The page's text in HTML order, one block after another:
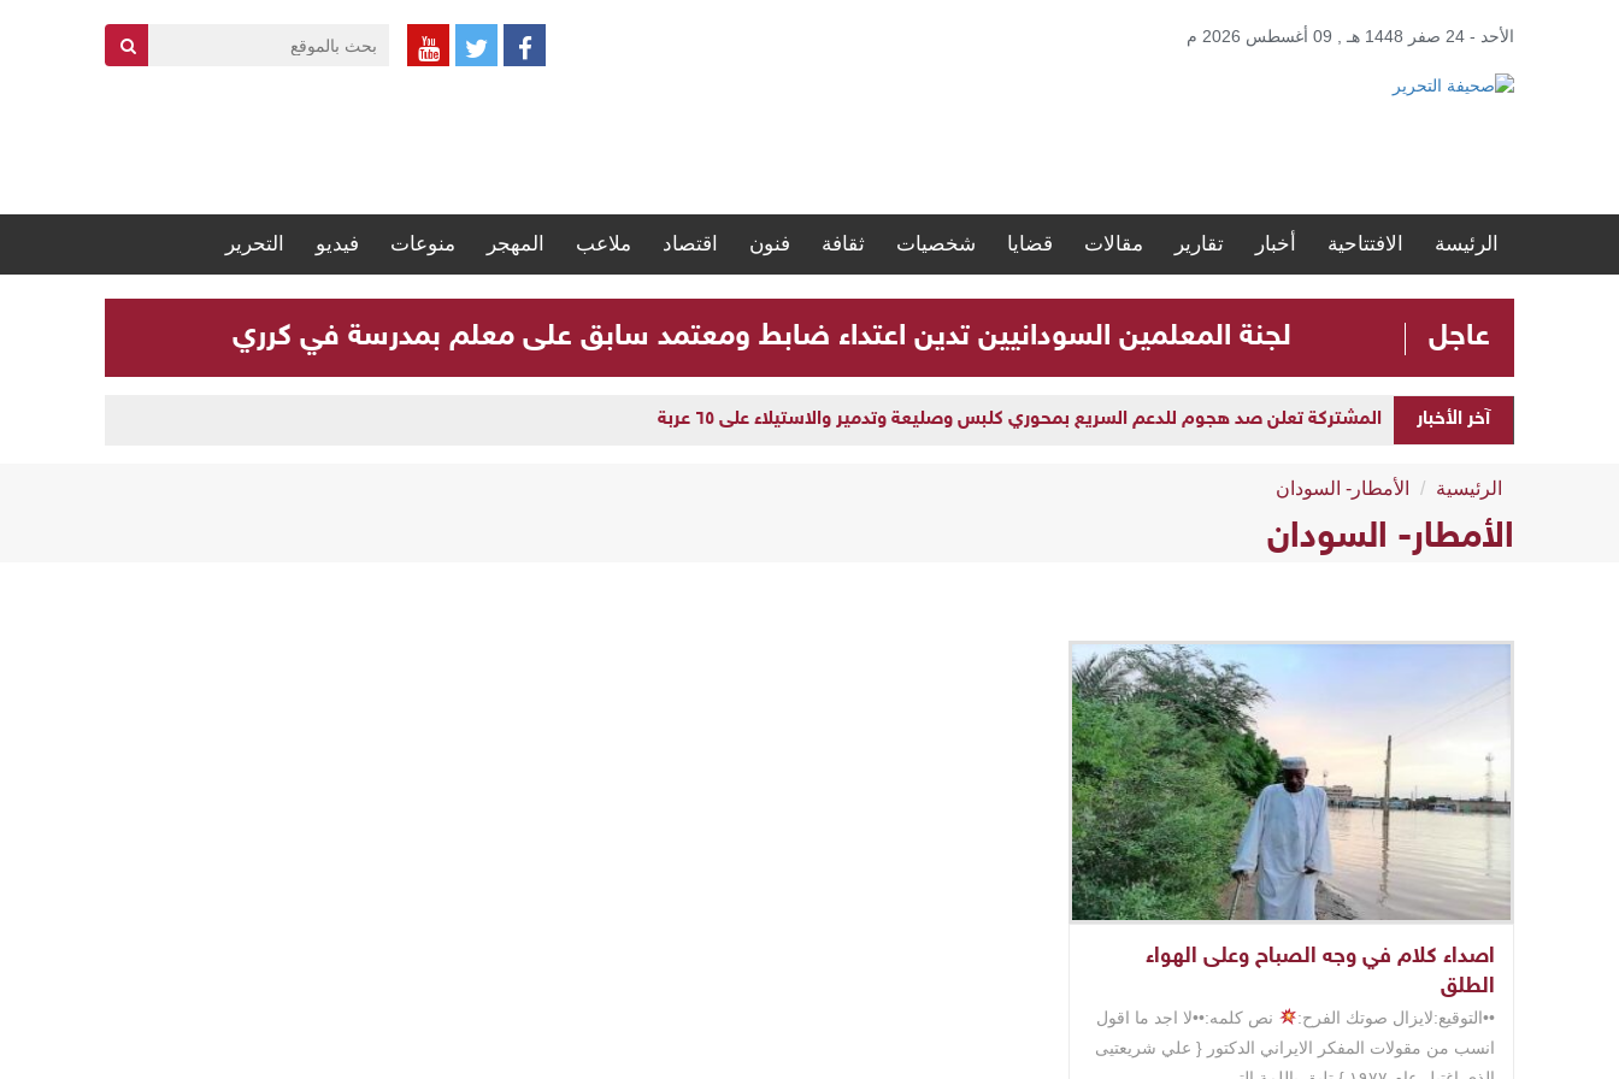
الأحد - 24 صفر 1448 هـ , 09 أغسطس 2026 م
الرئيسة الافتتاحية أخبار تقارير مقالات قضايا شخصيات ثقافة فنون اقتصاد ملاعب المهجر منوعات فيديو التحرير
عاجل لجنة المعلمين السودانيين تدين اعتداء ضابط ومعتمد سابق على معلم بمدرسة في كرري
آخر الأخبار المشتركة تعلن صد هجوم للدعم السريع بمحوري كلبس وصليعة وتدمير والاستيلاء على ٦٥ عربة
الرئيسية الأمطار- السودان
الأمطار- السودان
اصداء كلام في وجه الصباح وعلى الهواء
الطلق
••التوقيع:لايزال صوتك الفرح:
نص كلمه:••لا اجد ما اقول
انسب من مقولات المفكر الايراني الدكتور { علي شريعتيى